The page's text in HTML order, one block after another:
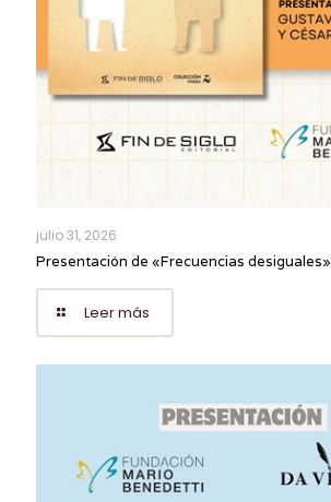
julio 31, 2026
Presentación de «Frecuencias desiguales»
Leer más